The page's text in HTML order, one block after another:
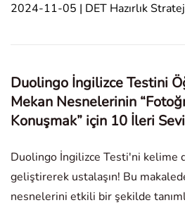
sonuçlarınızı standart 48 saat
2024-11-05 | DET Hazırlık
Duolingo İngilizce Testini
Mekan Nesnelerinin
Konuşmak” için 10 İleri
Duolingo İngilizce Testi'ni kelime
geliştirerek ustalaşın! Bu
nesnelerini etkili bir şekilde